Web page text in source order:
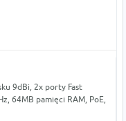
9dBi, 2x porty Fast
64MB pamięci RAM, PoE,